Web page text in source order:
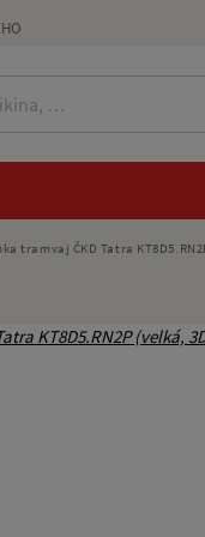
tramvaj ČKD Tatra